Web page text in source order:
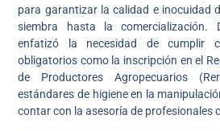
para garantizar la calidad e inocuidad
siembra hasta la comercialización.
enfatizó la necesidad de cumplir
obligatorios como la inscripción en el
de Productores Agropecuarios
estándares de higiene en la
contar con la asesoría de profesionales